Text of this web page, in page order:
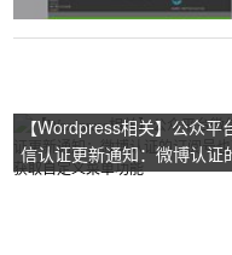
【Wordpress相关】公众平
信认证更新通知：微博认证
阅号也可以获取自定义菜单